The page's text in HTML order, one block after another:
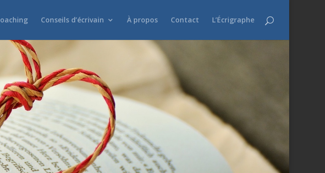
Conseils d’écrivain À propos Contact L’Écrigraphe